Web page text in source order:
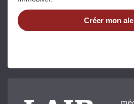
Créer mon